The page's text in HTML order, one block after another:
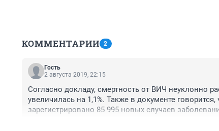
КОММЕНТАРИИ 2
Гость
2 августа 2019, 22:15
Согласно докладу, смертность от ВИЧ неуклонно
увеличилась на 1,1%. Также в документе
зарегистрировано 85 995 новых случаев